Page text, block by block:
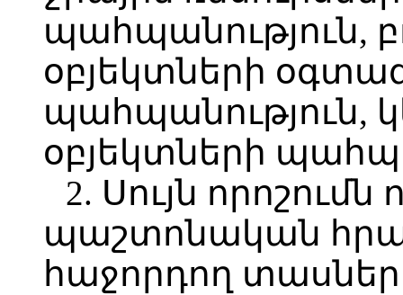
պահպանություն,
օբյեկտների
պահպանություն,
օբյեկտների
2. Սույն որոշումն
պաշտոնական
հաջորդող